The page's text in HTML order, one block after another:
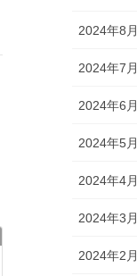
2024年8月
2024年7月
2024年6月
2024年5月
2024年4月
2024年3月
2024年2月